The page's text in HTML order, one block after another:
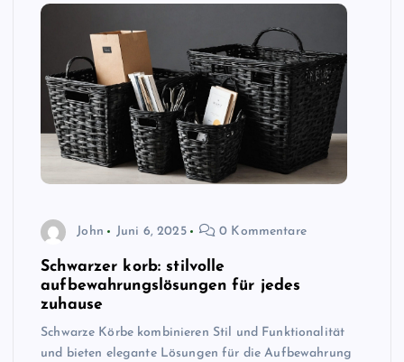
John Juni 6, 2025 0 Kommentare
Schwarzer korb: stilvolle
aufbewahrungslösungen für jedes
zuhause
Schwarze Körbe kombinieren Stil und Funktionalität
und bieten elegante Lösungen für die Aufbewahrung